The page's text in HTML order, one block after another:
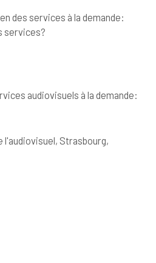
des services à la demande:
services?
audiovisuels à la demande:
Strasbourg,